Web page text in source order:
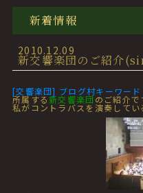
新着情報
2010.12.09
新交響楽団のご紹介
[交響楽団] ブログ村キーワード
所属する新交響楽団のご紹介で
私がコントラバスを演奏してい